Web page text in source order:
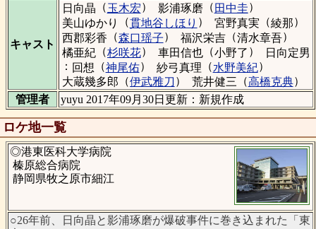
キャスト
日向晶 （玉木宏） 影浦琢磨 （ 田中圭）
美山ゆかり
（貫地谷しほり ） 宮野真実 （綾那）
西郡彩香 （森口瑶子） 福沢栄吉（清水章吾）
橘亜紀 （杉咲花） 車田信也 （小野了 ）
日向定男
： 回想 （神尾佑） 紗弓真理 （水野美紀）
大蔵幾多郎 （伊武雅刀 ） 荒井健三 （高橋克典）
管理者
yuyu 2017年09月30日更新：新規作成
ロケ地一覧
◎港東医科大学病院
榛原総合病院
静岡県牧之原市細江
○26年前、日向晶と影浦琢磨が爆破事件に巻き込まれた「東